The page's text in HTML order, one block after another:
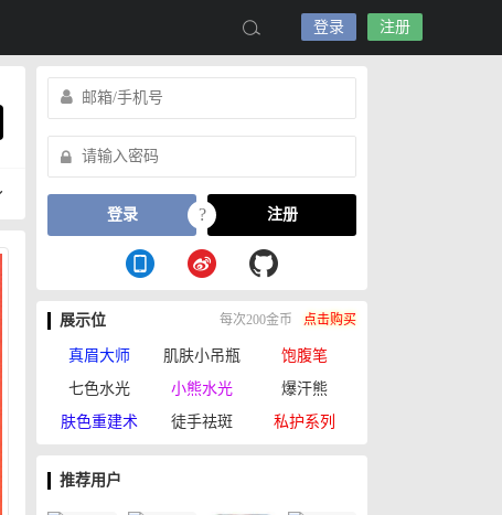
登录 注册
登录 ? 注册
展示位 每次200金币 点击购买
真眉大师 肌肤小吊瓶
饱腹笔
七色水光
小熊水光
爆汗熊
肤色重建术
徒手祛斑 私护系列
推荐用户